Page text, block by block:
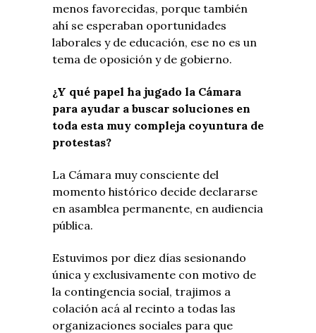
menos favorecidas, porque también
ahí se esperaban oportunidades
laborales y de educación, ese no es un
tema de oposición y de gobierno.
¿Y qué papel ha jugado la Cámara
para ayudar a buscar soluciones en
toda esta muy compleja coyuntura de
protestas?
La Cámara muy consciente del
momento histórico decide declararse
en asamblea permanente, en audiencia
pública.
Estuvimos por diez días sesionando
única y exclusivamente con motivo de
la contingencia social, trajimos a
colación acá al recinto a todas las
organizaciones sociales para que